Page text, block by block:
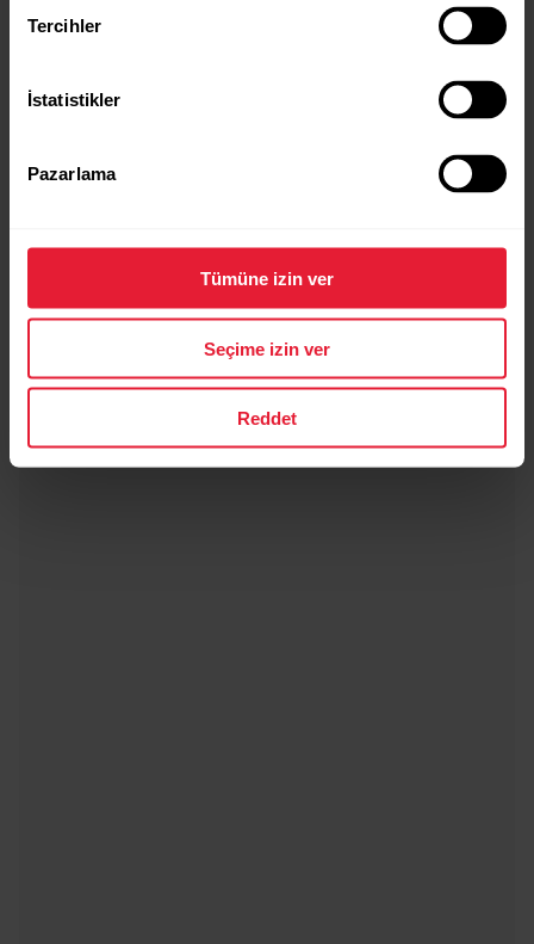
Tercihler
İstatistikler
Pazarlama
Tümüne izin ver
Seçime izin ver
Reddet